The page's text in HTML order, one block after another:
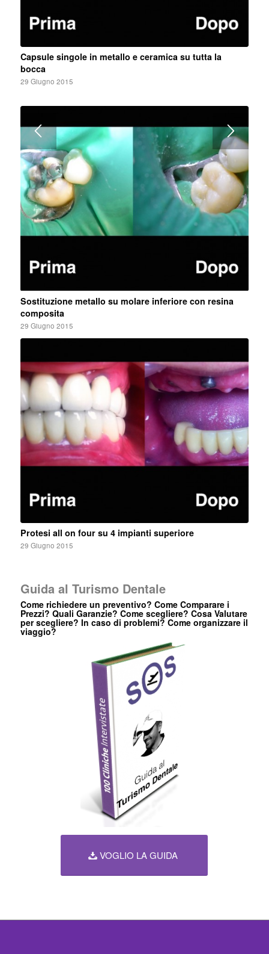
Capsule singole in metallo e ceramica su tutta la
bocca
29 Giugno 2015
Sostituzione metallo su molare inferiore con resina
composita
29 Giugno 2015
Protesi all on four su 4 impianti superiore
29 Giugno 2015
Guida al Turismo Dentale
Come richiedere un preventivo? Come Comparare i
Prezzi? Quali Garanzie? Come scegliere? Cosa Valutare
per scegliere? In caso di problemi? Come organizzare il
viaggio?
VOGLIO LA GUIDA